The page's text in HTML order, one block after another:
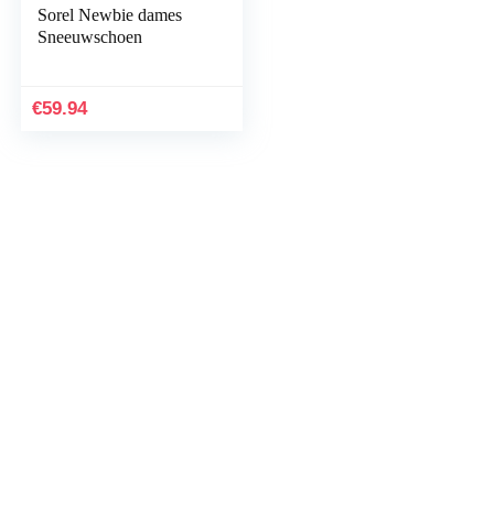
Sorel Newbie dames
Sneeuwschoen
€59.94